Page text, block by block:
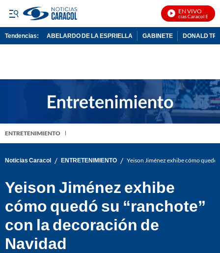
EN VIVO
Noticias Caracol En Vivo
Tendencias: ABELARDO DE LA ESPRIELLA GABINETE DONALD
ENTRETENIMIENTO
Noticias Caracol / ENTRETENIMIENTO / Yeison Jiménez exhibe cómo quedó
Yeison Jiménez exhibe
cómo quedó su “ranchote”
con la decoración de
Navidad